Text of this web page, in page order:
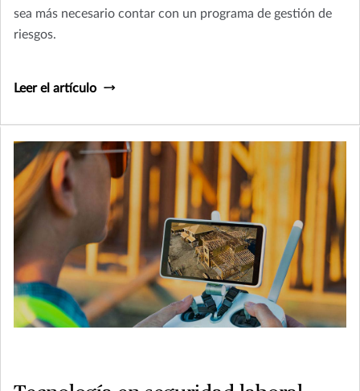
sea más necesario contar con un programa de gestión de
riesgos.
Leer el artículo